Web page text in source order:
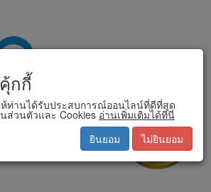
กกี้
ห้ท่านได้รับประสบการณ์ออนไลน์ที่ดีที่สุด
ส่วนตัวและ Cookies อ่านเพิ่มเติมได้ที่นี่
ยินยอม
ไม่ยินยอม